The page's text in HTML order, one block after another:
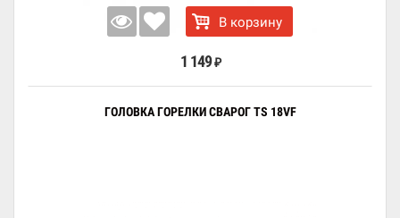
В корзину
1 149 ₽
ГОЛОВКА ГОРЕЛКИ СВАРОГ TS 18VF